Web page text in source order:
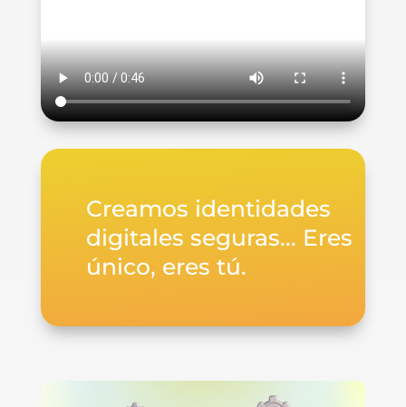
Creamos identidades
digitales seguras... Eres
único, eres tú.